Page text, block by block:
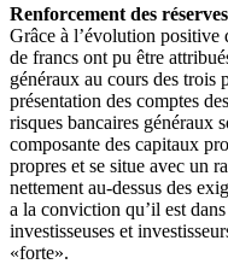
Renforcement des
Grâce à l’évolution
de francs ont pu être
généraux au cours des trois
présentation des comptes
risques bancaires généraux
composante des capitaux
propres et se situe avec un
nettement au-dessus des
a la conviction qu’il est
investisseuses et
«forte».